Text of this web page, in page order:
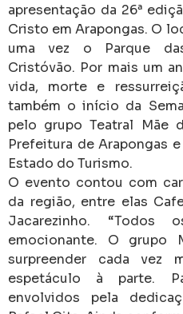
apresentação da 26ª
Cristo em Arapongas. O
uma vez o Parque
Cristóvão. Por mais um
vida, morte e
também o início da
pelo grupo Teatral Mãe
Prefeitura de Arapongas
Estado do Turismo.
O evento contou com
da região, entre elas
Jacarezinho.
emocionante. O grupo
surpreender cada vez
espetáculo à parte.
envolvidos pela